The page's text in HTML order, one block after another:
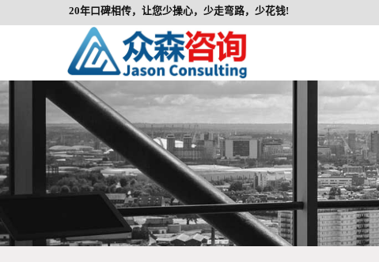
20年口碑相传，让您少操心，少走弯路，少花钱!